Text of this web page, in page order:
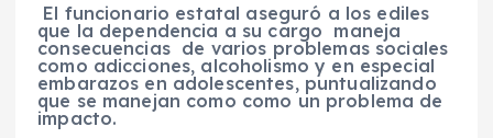
El funcionario estatal aseguró a los ediles
que la dependencia a su cargo maneja
consecuencias de varios problemas sociales
como adicciones, alcoholismo y en especial
embarazos en adolescentes, puntualizando
que se manejan como como un problema de
impacto.